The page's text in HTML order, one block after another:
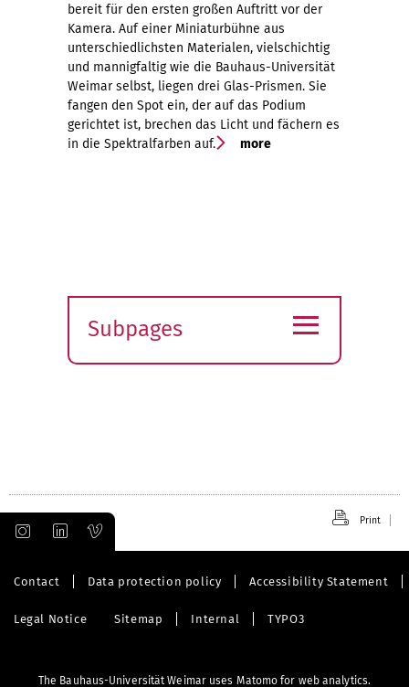
bereit für den ersten großen Auftritt vor der
Kamera. Auf einer Miniaturbühne aus
unterschiedlichsten Materialen, vielschichtig
und mannigfaltig wie die Bauhaus-Universität
Weimar selbst, liegen drei Glas-Prismen. Sie
fangen den Spot ein, der auf das Podium
gerichtet ist, brechen das Licht und fächern es
in die Spektralfarben auf.
more
Subpages
≡
Print
Contact Data protection policy Accessibility Statement
Legal Notice Sitemap Internal TYPO3
The Bauhaus-Universität Weimar uses Matomo for web analytics.